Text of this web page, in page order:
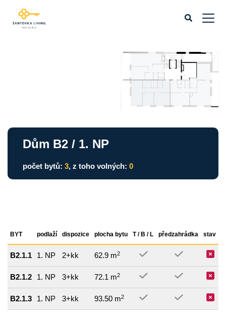
Dům B2 / 1. NP
počet bytů: 3, z toho volných: 0
BYT podlaží dispozice plocha bytu T / B / L předzahrádka stav
B2.1.1 1. NP 2+kk 62.9 m2
B2.1.2 1. NP 3+kk 72.1 m2
B2.1.3 1. NP 3+kk 93.50 m2